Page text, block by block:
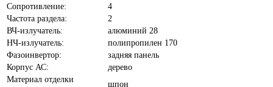
Сопротивление:
4
Частота раздела:
2
ВЧ-излучатель:
алюминий 28
НЧ-излучатель:
полипропилен 170
Фазоинвертор:
задняя панель
Корпус АС:
дерево
Материал отделки
шпон